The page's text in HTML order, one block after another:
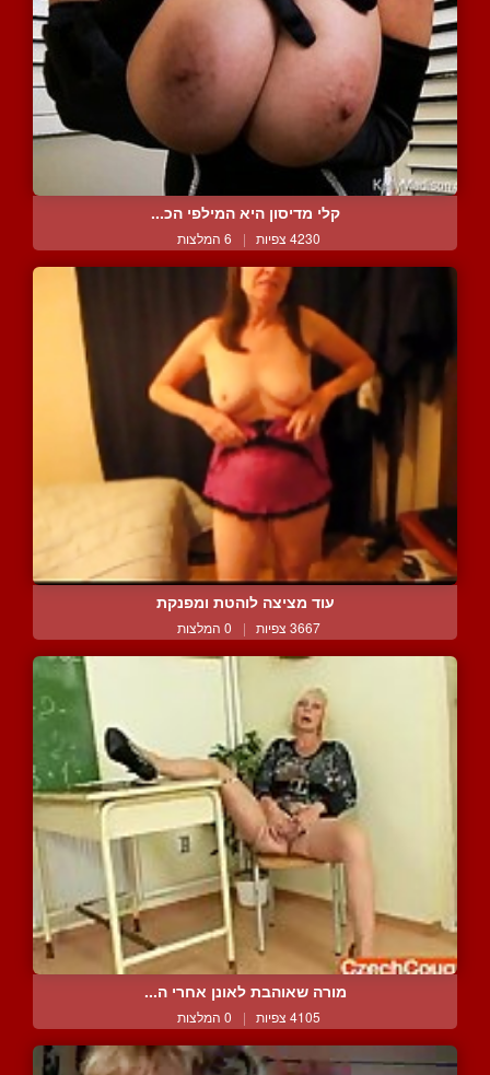
קלי מדיסון היא המילפי הכ...
4230 צפיות | 6 המלצות
עוד מציצה לוהטת ומפנקת
3667 צפיות | 0 המלצות
מורה שאוהבת לאונן אחרי ה...
4105 צפיות | 0 המלצות